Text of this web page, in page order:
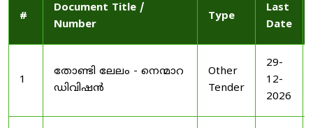
#
Document Title /
Number
Type
Last
Date
1
തോണ്ടി ലേലം - നെന്മാറ
ഡിവിഷൻ
Other
Tender
29-
12-
2026